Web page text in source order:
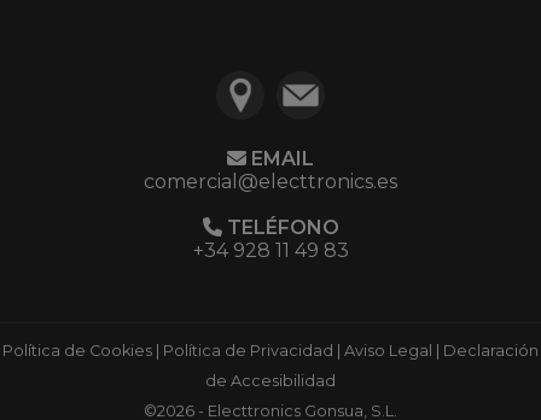
EMAIL
comercial@electtronics.es
TELÉFONO
+34 928 11 49 83
Política de Cookies Política de Privacidad Aviso Legal
Declaración
de Accesibilidad
©2026 - Electtronics Gonsua, S.L.